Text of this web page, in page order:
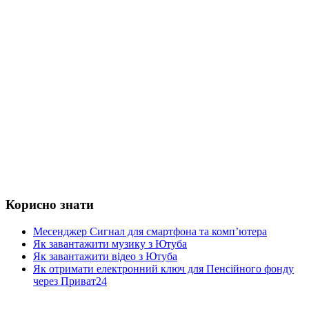
Корисно знати
Месенджер Сигнал для смартфона та комп’ютера
Як завантажити музику з Ютуба
Як завантажити відео з Ютуба
Як отримати електронний ключ для Пенсійного фонду
через Приват24